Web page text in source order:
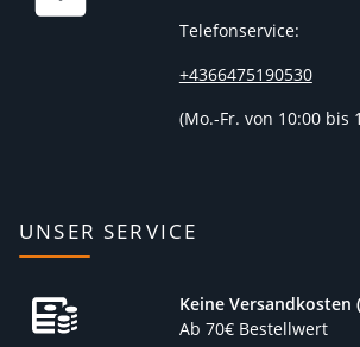
Telefonservice:
+4366475190530
(Mo.-Fr. von 10:00 bis
UNSER SERVICE
Keine Versandkosten
Ab 70€ Bestellwert